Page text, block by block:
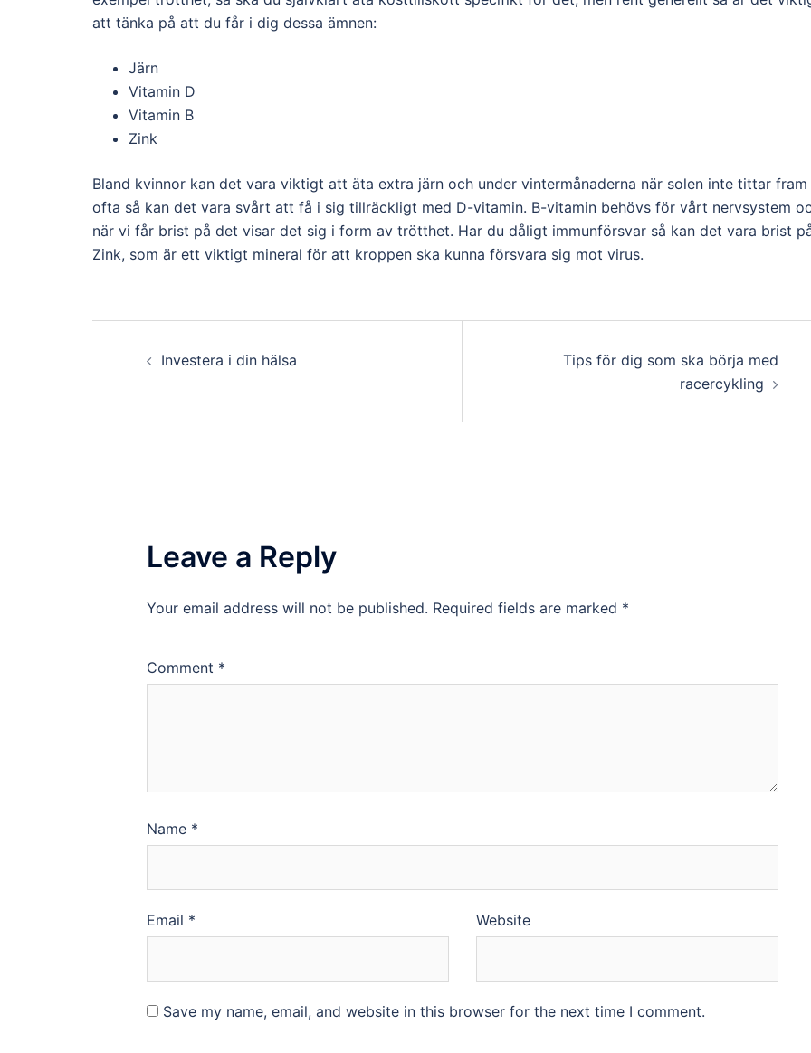
att tänka på att du får i dig dessa ämnen:
Järn
Vitamin D
Vitamin B
Zink
Bland kvinnor kan det vara viktigt att äta extra järn och under vintermånaderna när solen inte tittar fram
ofta så kan det vara svårt att få i sig tillräckligt med D-vitamin. B-vitamin behövs för vårt nervsystem
när vi får brist på det visar det sig i form av trötthet. Har du dåligt immunförsvar så kan det vara brist
Zink, som är ett viktigt mineral för att kroppen ska kunna försvara sig mot virus.
navigation
Investera i din hälsa
Tips för dig som ska börja med
racercykling
Leave a Reply
Your email address will not be published. Required fields are marked *
Comment *
Name *
Email * Website
Save my name, email, and website in this browser for the next time I comment.